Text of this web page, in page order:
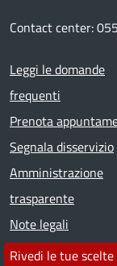
Rivedi le tue
Contact center:
Footer
Leggi le domande
frequenti
Prenota
Segnala disservizio
Amministrazione
trasparente
Note legali